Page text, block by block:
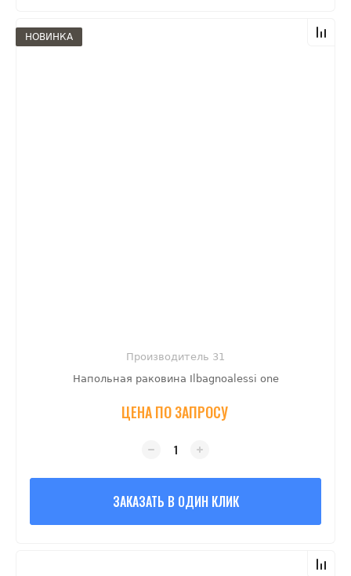
НОВИНКА
Производитель 31
Напольная раковина Ilbagnoalessi one
ЦЕНА ПО ЗАПРОСУ
ЗАКАЗАТЬ В ОДИН КЛИК